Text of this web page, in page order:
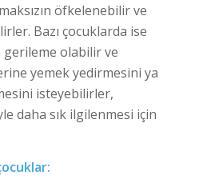
öfkelenebilir ve
Bazı çocuklarda ise
gerileme olabilir ve
yemek yedirmesini ya
isteyebilirler,
daha sık ilgilenmesi için